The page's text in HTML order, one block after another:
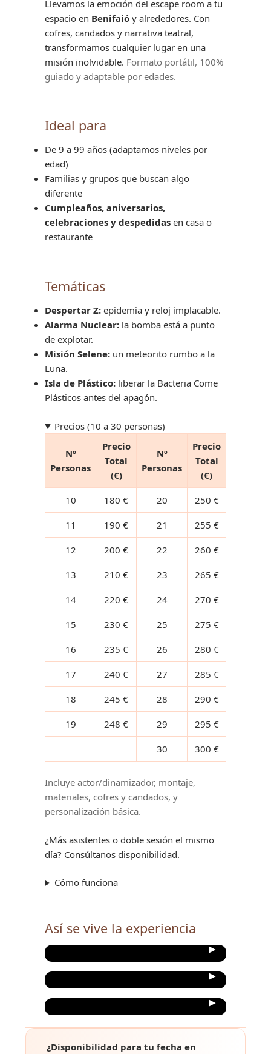
Llevamos la emoción del escape room a tu
espacio en Benifaió y alrededores. Con
cofres, candados y narrativa teatral,
transformamos cualquier lugar en una
misión inolvidable. Formato portátil, 100%
guiado y adaptable por edades.
Ideal para
De 9 a 99 años (adaptamos niveles por
edad)
Familias y grupos que buscan algo
diferente
Cumpleaños, aniversarios,
celebraciones y despedidas en casa o
restaurante
Temáticas
Despertar Z: epidemia y reloj implacable.
Alarma Nuclear: la bomba está a punto
de explotar.
Misión Selene: un meteorito rumbo a la
Luna.
Isla de Plástico: liberar la Bacteria Come
Plásticos antes del apagón.
Precios (10 a 30 personas)
Nº
Personas
Precio
Total
(€)
Nº
Personas
Precio
Total
(€)
10 180 € 20 250 €
11 190 € 21 255 €
12 200 € 22 260 €
13 210 € 23 265 €
14 220 € 24 270 €
15 230 € 25 275 €
16 235 € 26 280 €
17 240 € 27 285 €
18 245 € 28 290 €
19 248 € 29 295 €
30 300 €
Incluye actor/dinamizador, montaje,
materiales, cofres y candados, y
personalización básica.
¿Más asistentes o doble sesión el mismo
día? Consúltanos disponibilidad.
Cómo funciona
Así se vive la experiencia
¿Disponibilidad para tu fecha en